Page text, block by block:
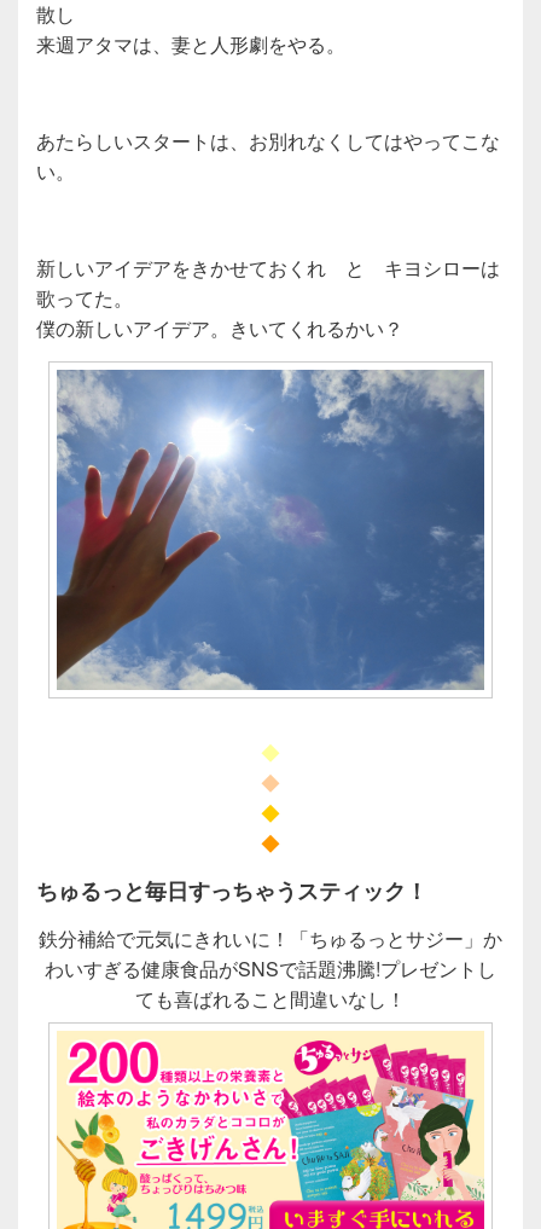
散し
来週アタマは、妻と人形劇をやる。
あたらしいスタートは、お別れなくしてはやってこな
い。
新しいアイデアをきかせておくれ と キヨシローは
歌ってた。
僕の新しいアイデア。きいてくれるかい？
◆
◆
◆
◆
ちゅるっと毎日すっちゃうスティック！
鉄分補給で元気にきれいに！「ちゅるっとサジー」か
わいすぎる健康食品がSNSで話題沸騰!プレゼントし
ても喜ばれること間違いなし！